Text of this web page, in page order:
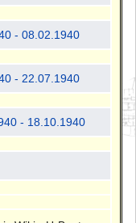
- 08.02.1940
- 22.07.1940
- 18.10.1940